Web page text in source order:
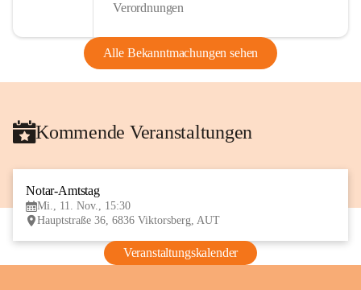
Verordnungen
Alle Bekanntmachungen sehen
Kommende Veranstaltungen
Notar-Amtstag
Mi., 11. Nov., 15:30
Hauptstraße 36, 6836 Viktorsberg, AUT
Veranstaltungskalender